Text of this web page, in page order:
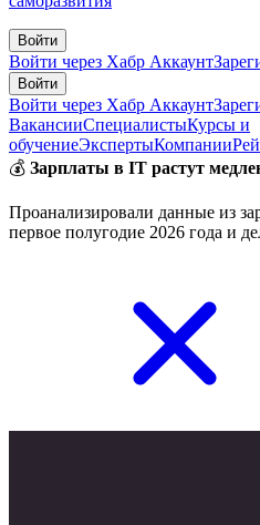
Войти
Войти через Хабр Аккаунт
Войти
Войти через Хабр Аккаунт
ВакансииСпециалистыКурсы и
обучениеЭкспертыКомпании
💰 Зарплаты в IT растут
Проанализировали данные из
первое полугодие 2026 года и